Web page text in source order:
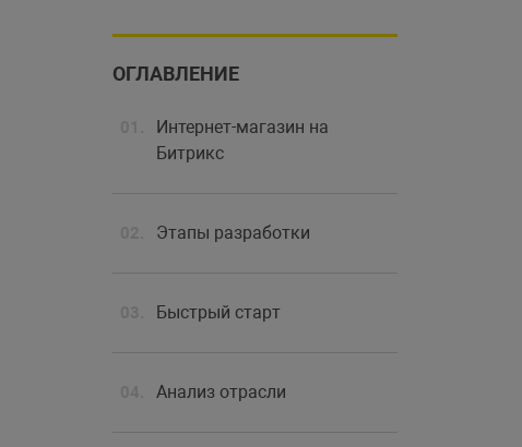
ОГЛАВЛЕНИЕ
Интернет-магазин на
Битрикс
Этапы разработки
Быстрый старт
Анализ отрасли